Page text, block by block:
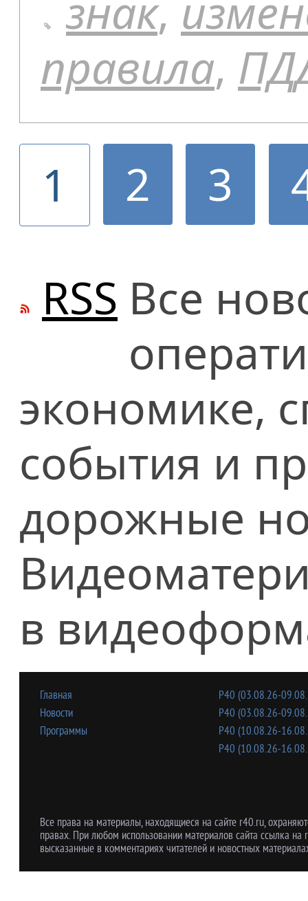
знак,
правила,
1
2 3
RSS Все
экономике,
события и
дорожные
в
Главная
Новости
Программы
Р40 (03.08.26-
Р40 (03.08.26-
Р40 (10.08.26-
Р40 (10.08.26-
Все права на материалы, находящиеся на сайте r40.ru,
правах. При любом использовании материалов сайта ссылка
высказанные в комментариях читателей и новостных